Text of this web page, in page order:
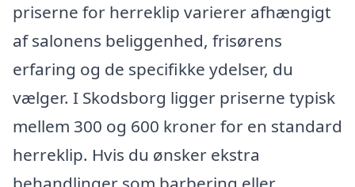
priserne for herreklip varierer afhængigt
af salonens beliggenhed, frisørens
erfaring og de specifikke ydelser, du
vælger. I Skodsborg ligger priserne typisk
mellem 300 og 600 kroner for en standard
herreklip. Hvis du ønsker ekstra